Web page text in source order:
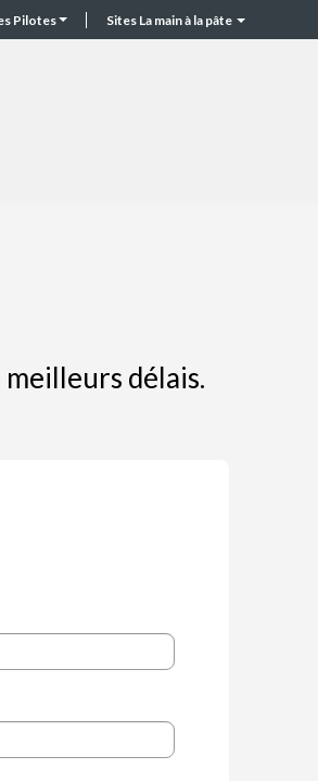
Pilotes Sites La main à la pâte
délais.